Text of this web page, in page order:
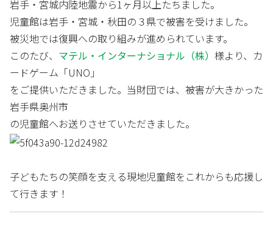
岩手・宮城内陸地震から1ヶ月以上たちました。
児童館は岩手・宮城・秋田の３県で被害を受けました。
被災地では復興への取り組みが進められています。
このたび、 マテル・インターナショナル（株） 様より、カ
ードゲーム「UNO」
をご提供いただきました。当財団では、被害が大きかった
岩手県奥州市
の児童館へお送りさせていただきました。
子どもたちの笑顔を支える現地児童館をこれからも応援し
て行きます！